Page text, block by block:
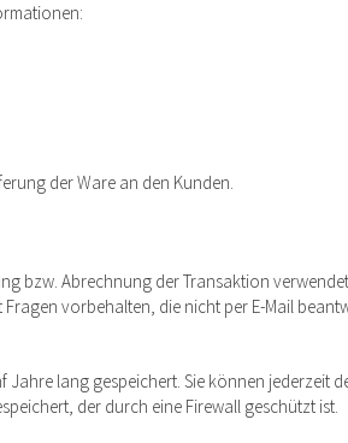
der Ware an den Kunden.
bzw. Abrechnung der Transaktion
vorbehalten, die nicht per E-Mail
lang gespeichert. Sie können jederzeit
der durch eine Firewall geschützt ist.